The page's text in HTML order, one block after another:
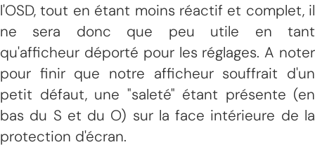
l'OSD, tout en étant moins réactif et complet, il
ne sera donc que peu utile en tant
qu'afficheur déporté pour les réglages. A noter
pour finir que notre afficheur souffrait d'un
petit défaut, une "saleté" étant présente (en
bas du S et du O) sur la face intérieure de la
protection d'écran.